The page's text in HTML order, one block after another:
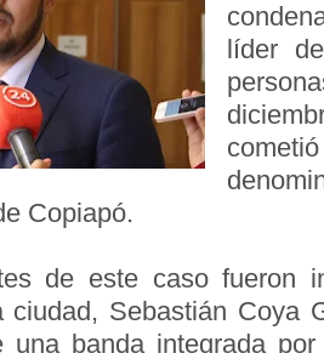
líder
Copiapó.
de este caso fueron
ciudad, Sebastián Coya
una banda integrada